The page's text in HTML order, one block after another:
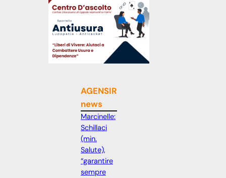
AGENSIR
news
Marcinelle:
Schillaci
(min.
Salute),
“garantire
sempre